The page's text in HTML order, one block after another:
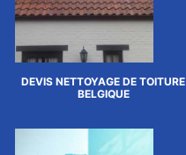
DEVIS NETTOYAGE DE TOITURE
BELGIQUE